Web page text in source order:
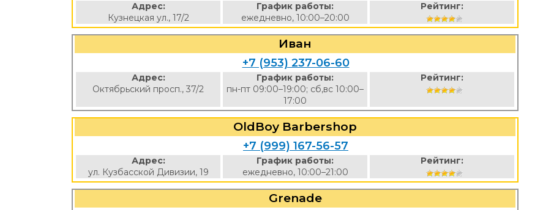
Адрес:
Кузнецкая ул., 17/2
График работы:
ежедневно, 10:00–20:00
Рейтинг:
Иван
+7 (953) 237-06-60
Адрес:
Октябрьский просп., 37/2
График работы:
пн-пт 09:00–19:00; сб,вс 10:00–
17:00
Рейтинг:
OldBoy Barbershop
+7 (999) 167-56-57
Адрес:
ул. Кузбасской Дивизии, 19
График работы:
ежедневно, 10:00–21:00
Рейтинг:
Grenade